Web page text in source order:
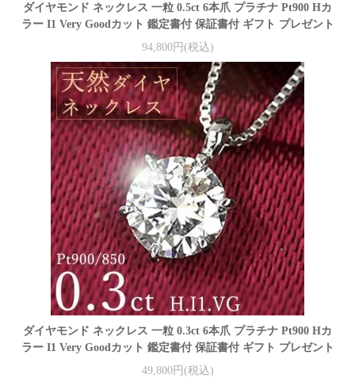
ダイヤモンド ネックレス 一粒 0.5ct 6本爪 プラチナ Pt900 Hカ
ラー I1 Very Goodカット 鑑定書付 保証書付 ギフト プレゼント
94,800円(税込)
ダイヤモンド ネックレス 一粒 0.3ct 6本爪 プラチナ Pt900 Hカ
ラー I1 Very Goodカット 鑑定書付 保証書付 ギフト プレゼント
49,800円(税込)